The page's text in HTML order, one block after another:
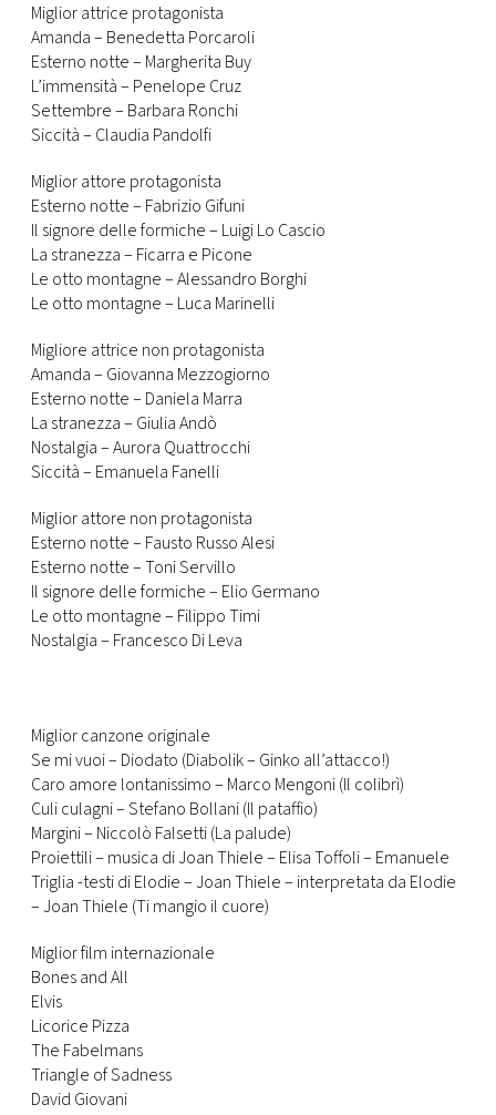
Miglior attrice protagonista
Amanda – Benedetta Porcaroli
Esterno notte – Margherita Buy
L’immensità – Penelope Cruz
Settembre – Barbara Ronchi
Siccità – Claudia Pandolfi
Miglior attore protagonista
Esterno notte – Fabrizio Gifuni
Il signore delle formiche – Luigi Lo Cascio
La stranezza – Ficarra e Picone
Le otto montagne – Alessandro Borghi
Le otto montagne – Luca Marinelli
Migliore attrice non protagonista
Amanda – Giovanna Mezzogiorno
Esterno notte – Daniela Marra
La stranezza – Giulia Andò
Nostalgia – Aurora Quattrocchi
Siccità – Emanuela Fanelli
Miglior attore non protagonista
Esterno notte – Fausto Russo Alesi
Esterno notte – Toni Servillo
Il signore delle formiche – Elio Germano
Le otto montagne – Filippo Timi
Nostalgia – Francesco Di Leva
Miglior canzone originale
Se mi vuoi – Diodato (Diabolik – Ginko all’attacco!)
Caro amore lontanissimo – Marco Mengoni (Il colibrì)
Culi culagni – Stefano Bollani (Il pataffio)
Margini – Niccolò Falsetti (La palude)
Proiettili – musica di Joan Thiele – Elisa Toffoli – Emanuele
Triglia -testi di Elodie – Joan Thiele – interpretata da Elodie
– Joan Thiele (Ti mangio il cuore)
Miglior film internazionale
Bones and All
Elvis
Licorice Pizza
The Fabelmans
Triangle of Sadness
David Giovani